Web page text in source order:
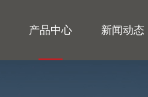
产品中心 新闻动态